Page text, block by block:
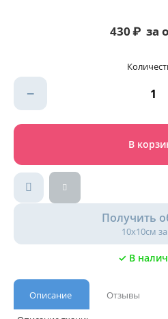
430₽ за
−
В
Получить
10х10см
✓ В
Описание
Отзывы